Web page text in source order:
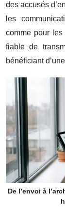
des accusés
les
comme pour
fiable de
bénéficiant
De l’envoi à